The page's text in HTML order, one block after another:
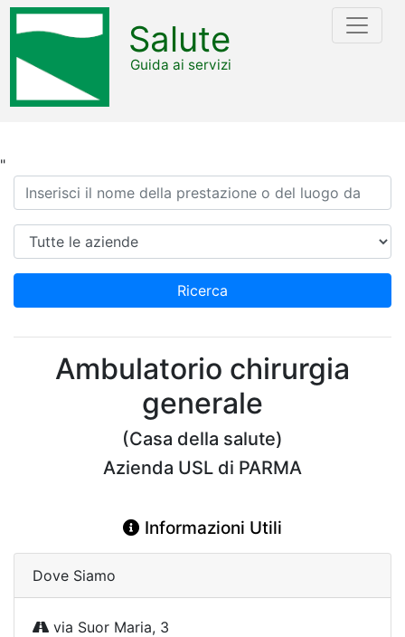
"
Salute
Guida ai servizi
Ricerca
Azienda
Ricerca
Ambulatorio chirurgia
generale
(Casa della salute)
Azienda USL di PARMA
Informazioni Utili
Dove Siamo
via Suor Maria, 3